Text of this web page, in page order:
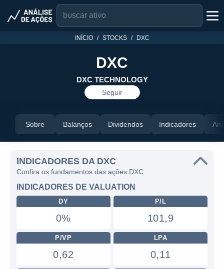
INÍCIO STOCKS DXC
DXC
DXC TECHNOLOGY
Seguir
Sobre Balanços Dividendos Indicadores
INDICADORES DA DXC
Confira os fundamentos das ações DXC
INDICADORES DE VALUATION
DY
0%
P/L
101,9
P/VP
0,62
LPA
0,11